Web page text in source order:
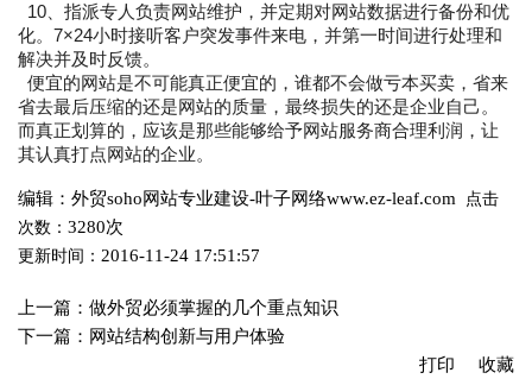
10、指派专人负责网站维护，并定期对网站数据进行备份和优
化。7×24小时接听客户突发事件来电，并第一时间进行处理和
解决并及时反馈。
便宜的网站是不可能真正便宜的，谁都不会做亏本买卖，省来
省去最后压缩的还是网站的质量，最终损失的还是企业自己。
而真正划算的，应该是那些能够给予网站服务商合理利润，让
其认真打点网站的企业。
编辑：外贸soho网站专业建设-叶子网络www.ez-leaf.com 点击
次数： 3280次
更新时间： 2016-11-24 17:51:57
上一篇： 做外贸必须掌握的几个重点知识
下一篇： 网站结构创新与用户体验
收藏
打印